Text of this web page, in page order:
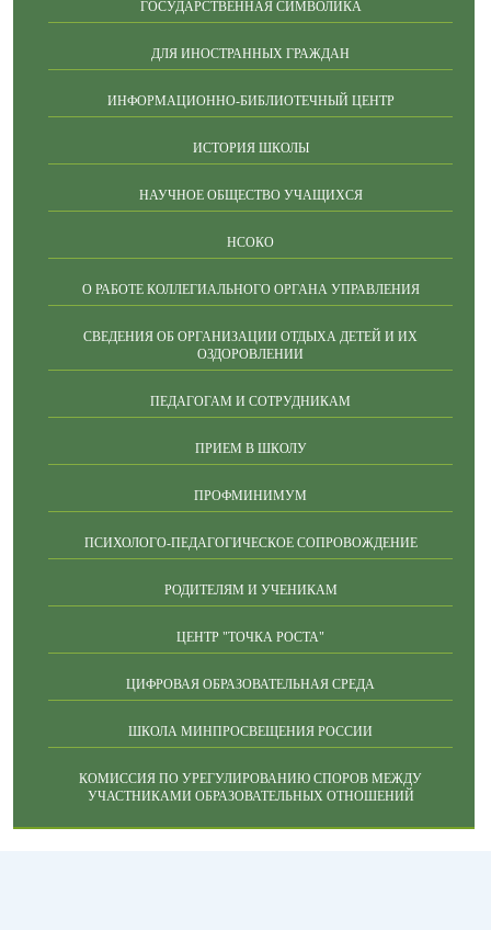
ГОСУДАРСТВЕННАЯ СИМВОЛИКА
ДЛЯ ИНОСТРАННЫХ ГРАЖДАН
ИНФОРМАЦИОННО-БИБЛИОТЕЧНЫЙ ЦЕНТР
ИСТОРИЯ ШКОЛЫ
НАУЧНОЕ ОБЩЕСТВО УЧАЩИХСЯ
НСОКО
О РАБОТЕ КОЛЛЕГИАЛЬНОГО ОРГАНА УПРАВЛЕНИЯ
СВЕДЕНИЯ ОБ ОРГАНИЗАЦИИ ОТДЫХА ДЕТЕЙ И ИХ
ОЗДОРОВЛЕНИИ
ПЕДАГОГАМ И СОТРУДНИКАМ
ПРИЕМ В ШКОЛУ
ПРОФМИНИМУМ
ПСИХОЛОГО-ПЕДАГОГИЧЕСКОЕ СОПРОВОЖДЕНИЕ
РОДИТЕЛЯМ И УЧЕНИКАМ
ЦЕНТР "ТОЧКА РОСТА"
ЦИФРОВАЯ ОБРАЗОВАТЕЛЬНАЯ СРЕДА
ШКОЛА МИНПРОСВЕЩЕНИЯ РОССИИ
КОМИССИЯ ПО УРЕГУЛИРОВАНИЮ СПОРОВ МЕЖДУ
УЧАСТНИКАМИ ОБРАЗОВАТЕЛЬНЫХ ОТНОШЕНИЙ